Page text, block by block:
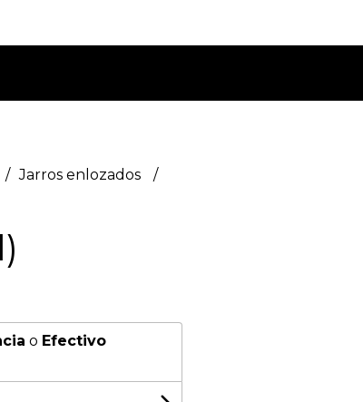
Jarros enlozados
o Efectivo